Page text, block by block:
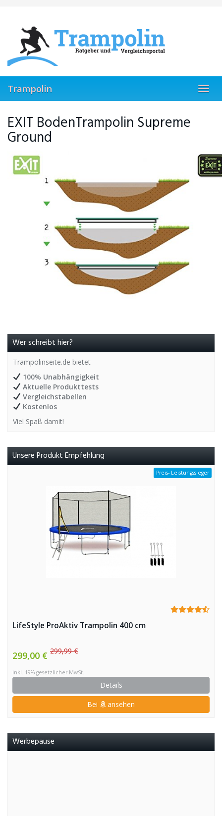
content
Trampolin
EXIT BodenTrampolin Supreme
Ground
Wer schreibt hier?
Trampolinseite.de bietet
100% Unabhängigkeit
Aktuelle Produkttests
Vergleichstabellen
Kostenlos
Viel Spaß damit!
Unsere Produkt Empfehlung
Preis- Leistungssieger
LifeStyle ProAktiv Trampolin 400 cm
299,00 € 299,99 €
inkl. 19% gesetzlicher MwSt.
Details
Bei ansehen
Werbepause